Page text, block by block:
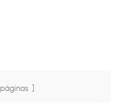
páginas ]